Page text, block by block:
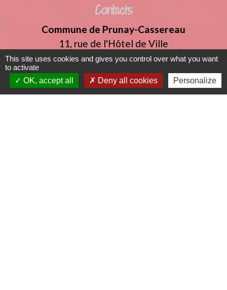
Contacts
Commune de Prunay-Cassereau
11, rue de l'Hôtel de Ville
41310 Prunay-Cassereau - FRANCE
+33 2 54 80 32 81
This site uses cookies and gives you control over what you want
to activate
OK, accept all
Deny all cookies Personalize